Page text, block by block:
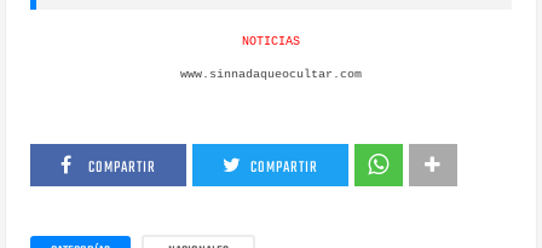
NOTICIAS
www.sinnadaqueocultar.com
COMPARTIR COMPARTIR